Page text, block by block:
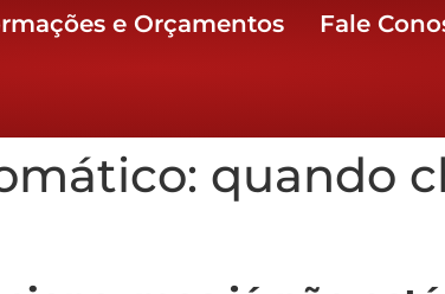
e Orçamentos Fale
quando